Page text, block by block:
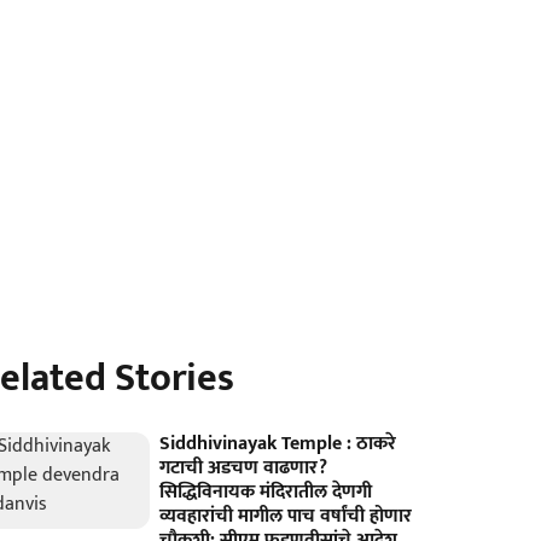
Stories
Siddhivinayak Temple : ठाकरे
गटाची अडचण वाढणार?
सिद्धिविनायक मंदिरातील देणगी
व्यवहारांची मागील पाच वर्षांची होणार